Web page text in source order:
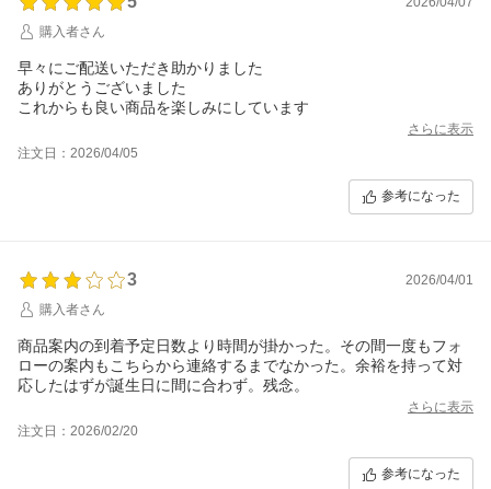
購入者さん
早々にご配送いただき助かりました
ありがとうございました
これからも良い商品を楽しみにしています
さらに表示
注文日：2026/04/05
参考になった
3
2026/04/01
購入者さん
商品案内の到着予定日数より時間が掛かった。その間一度もフォ
ローの案内もこちらから連絡するまでなかった。余裕を持って対
応したはずが誕生日に間に合わず。残念。
さらに表示
注文日：2026/02/20
参考になった